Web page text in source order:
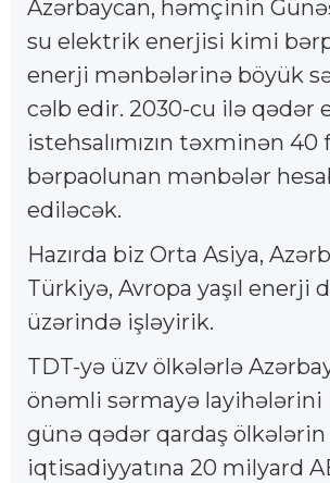
Azərbaycan, həmçinin
su elektrik enerjisi kimi
enerji mənbələrinə böyük
cəlb edir. 2030-cu ilə qədər
istehsalımızın təxminən 40
bərpaolunan mənbələr
ediləcək.
Hazırda biz Orta Asiya,
Türkiyə, Avropa yaşıl enerji
üzərində işləyirik.
TDT-yə üzv ölkələrlə
önəmli sərmayə layihələrini
günə qədər qardaş ölkələrin
iqtisadiyyatına 20 milyard